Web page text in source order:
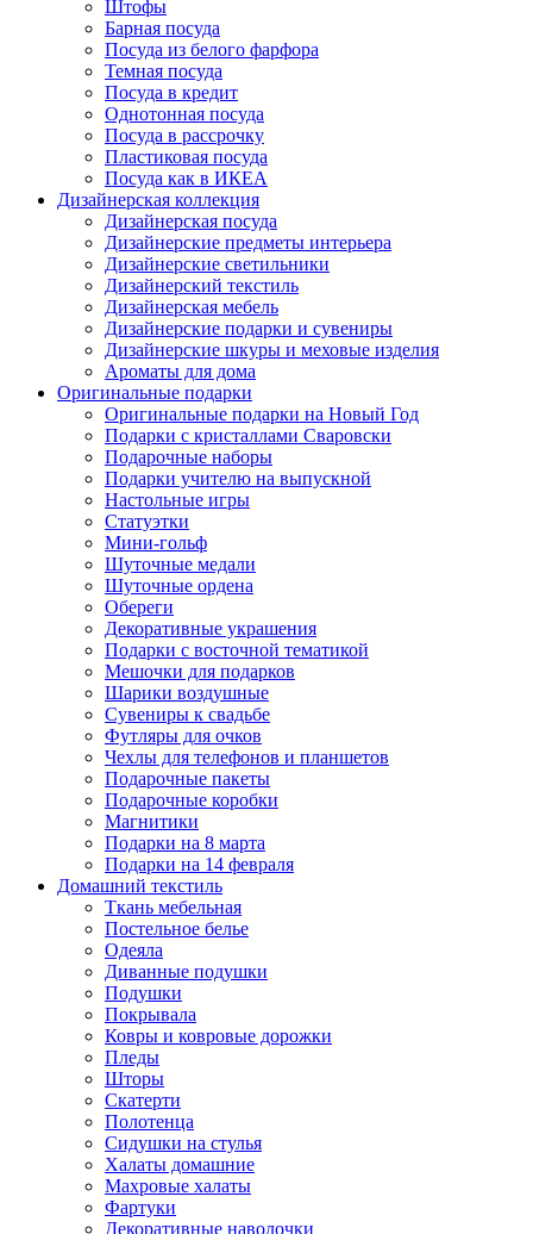
Штофы
Барная посуда
Посуда из белого фарфора
Темная посуда
Посуда в кредит
Однотонная посуда
Посуда в рассрочку
Пластиковая посуда
Посуда как в ИКЕА
Дизайнерская коллекция
Дизайнерская посуда
Дизайнерские предметы интерьера
Дизайнерские светильники
Дизайнерский текстиль
Дизайнерская мебель
Дизайнерские подарки и сувениры
Дизайнерские шкуры и меховые изделия
Ароматы для дома
Оригинальные подарки
Оригинальные подарки на Новый Год
Подарки с кристаллами Сваровски
Подарочные наборы
Подарки учителю на выпускной
Настольные игры
Статуэтки
Мини-гольф
Шуточные медали
Шуточные ордена
Обереги
Декоративные украшения
Подарки с восточной тематикой
Мешочки для подарков
Шарики воздушные
Сувениры к свадьбе
Футляры для очков
Чехлы для телефонов и планшетов
Подарочные пакеты
Подарочные коробки
Магнитики
Подарки на 8 марта
Подарки на 14 февраля
Домашний текстиль
Ткань мебельная
Постельное белье
Одеяла
Диванные подушки
Подушки
Покрывала
Ковры и ковровые дорожки
Пледы
Шторы
Скатерти
Полотенца
Сидушки на стулья
Халаты домашние
Махровые халаты
Фартуки
Декоративные наволочки